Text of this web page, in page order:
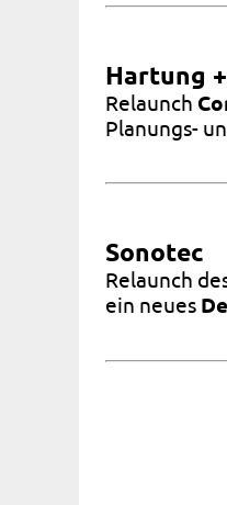
Hartung
Relaunch
Planungs-
Sonotec
Relaunch
ein neues